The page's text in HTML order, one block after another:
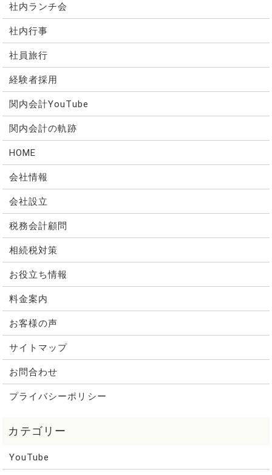
社内ランチ会
社内行事
社員旅行
経験者採用
関内会計YouTube
関内会計の軌跡
HOME
会社情報
会社設立
税務会計顧問
相続税対策
お役立ち情報
料金案内
お客様の声
サイトマップ
お問合わせ
プライバシーポリシー
YouTube